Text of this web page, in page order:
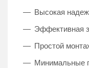
Высокая
Эффективная
Простой
Минимальные